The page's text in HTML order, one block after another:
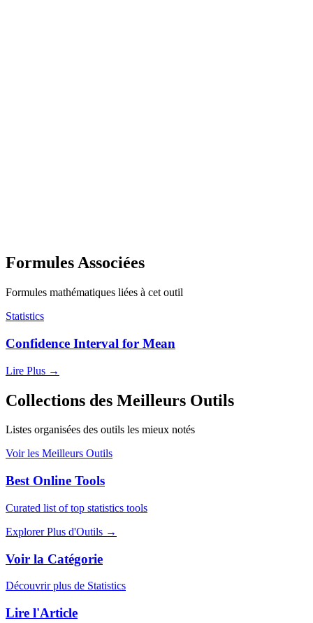
Formules Associées
Formules mathématiques liées à cet outil
Statistics
Confidence Interval for Mean
Lire Plus →
Collections des Meilleurs Outils
Listes organisées des outils les mieux notés
Voir les Meilleurs Outils
Best Online Tools
Curated list of top statistics tools
Explorer Plus d'Outils →
Voir la Catégorie
Découvrir plus de Statistics
Lire l'Article